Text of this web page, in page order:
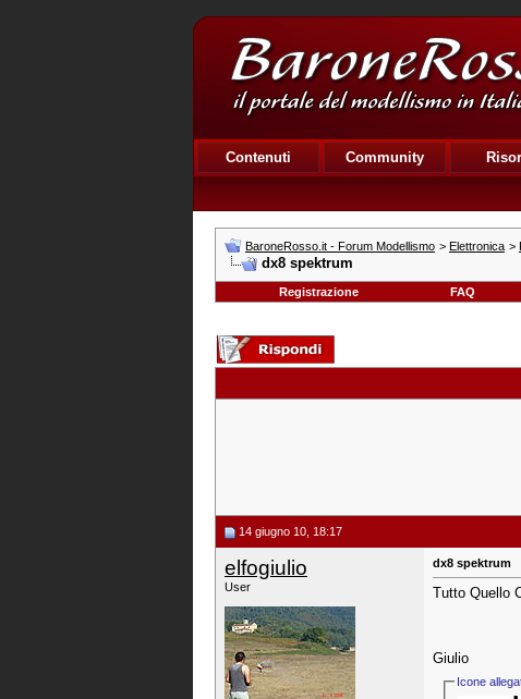
Contenuti Community
BaroneRosso.it - Forum Modellismo > Elettronica >
dx8 spektrum
Registrazione
FAQ
14 giugno 10, 18:17
elfogiulio
User
dx8 spektrum
Tutto Quello
Giulio
Icone